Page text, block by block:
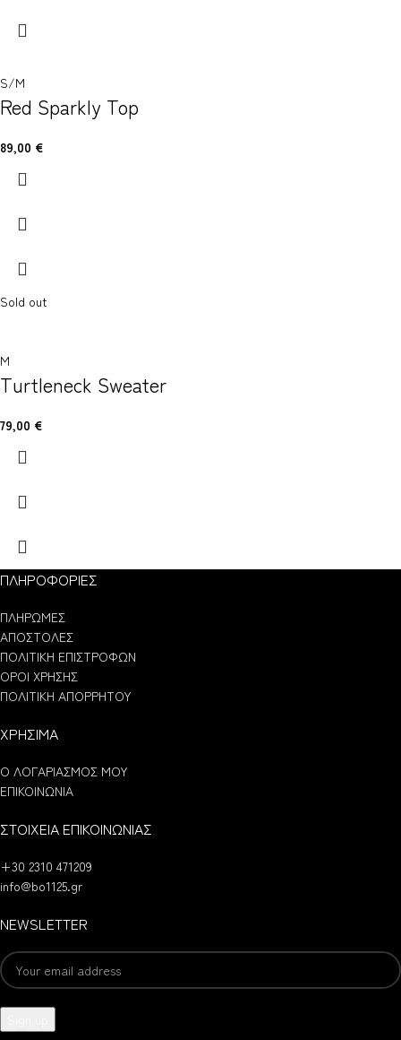
S/M
Red Sparkly Top
89,00 €
Sold out
M
Turtleneck Sweater
79,00 €
ΠΛΗΡΟΦΟΡΙΕΣ
ΠΛΗΡΩΜΕΣ
ΑΠΟΣΤΟΛΕΣ
ΠΟΛΙΤΙΚΗ ΕΠΙΣΤΡΟΦΩΝ
ΟΡΟΙ ΧΡΗΣΗΣ
ΠΟΛΙΤΙΚΗ ΑΠΟΡΡΗΤΟΥ
ΧΡΗΣΙΜΑ
Ο ΛΟΓΑΡΙΑΣΜΟΣ ΜΟΥ
ΕΠΙΚΟΙΝΩΝΙΑ
ΣΤΟΙΧΕΙΑ ΕΠΙΚΟΙΝΩΝΙΑΣ
+30 2310 471209
info@bo1125.gr
NEWSLETTER